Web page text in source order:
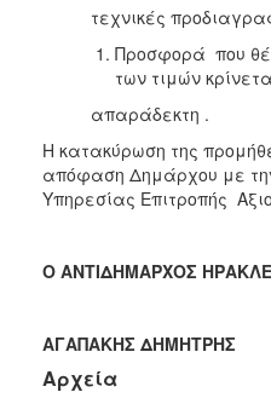
τεχνικές
Προσφορά που
των τιμών
απαράδεκτη .
Η κατακύρωση της
απόφαση Δημάρχου με
Υπηρεσίας Επιτροπής
Ο ΑΝΤΙΔΗΜΑΡΧΟΣ
ΑΓΑΠΑΚΗΣ ΔΗΜΗΤΡΗΣ
Αρχεία